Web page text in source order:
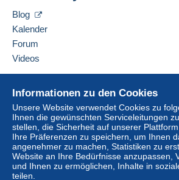
Informationen zu den Cookies
Unsere Website verwendet Cookies zu
Ihnen die gewünschten Serviceleitungen
stellen, die Sicherheit auf unserer
Ihre Präferenzen zu speichern, um Ihnen
angenehmer zu machen, Statistiken zu
Website an Ihre Bedürfnisse anzupassen,
und Ihnen zu ermöglichen, Inhalte in
teilen.
Blog
Kalender
Forum
Videos
Online-Hilfe
Auf Delcampe kaufen
Auf Delcampe verkaufen
Eine sichere Website